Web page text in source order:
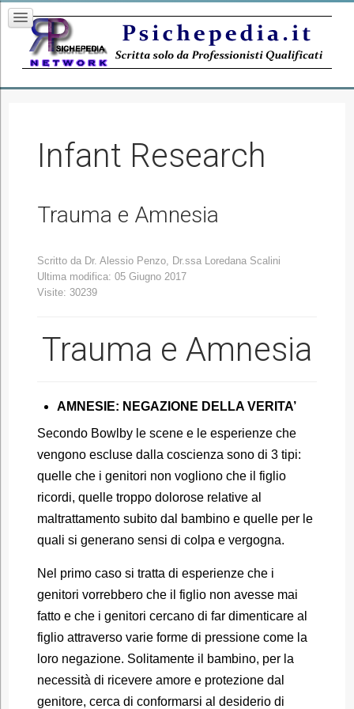
Infant Research
Trauma e Amnesia
Scritto da Dr. Alessio Penzo, Dr.ssa Loredana Scalini
Ultima modifica: 05 Giugno 2017
Visite: 30239
Trauma e Amnesia
AMNESIE: NEGAZIONE DELLA VERITA’
Secondo Bowlby le scene e le esperienze che
vengono escluse dalla coscienza sono di 3 tipi:
quelle che i genitori non vogliono che il figlio
ricordi, quelle troppo dolorose relative al
maltrattamento subito dal bambino e quelle per le
quali si generano sensi di colpa e vergogna.
Nel primo caso si tratta di esperienze che i
genitori vorrebbero che il figlio non avesse mai
fatto e che i genitori cercano di far dimenticare al
figlio attraverso varie forme di pressione come la
loro negazione. Solitamente il bambino, per la
necessità di ricevere amore e protezione dal
genitore, cerca di conformarsi al desiderio di